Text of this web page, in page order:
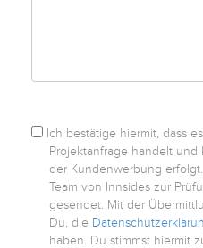
Ich bestätige hiermit, dass
Projektanfrage handelt
der Kundenwerbung
Team von Innsides zur
gesendet. Mit der
Du, die
haben. Du stimmst hiermit